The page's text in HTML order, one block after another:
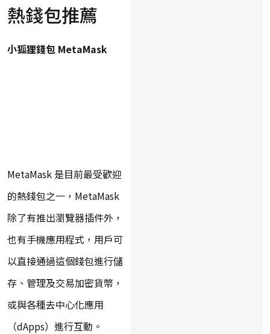
熱錢包推薦
小狐狸錢包 MetaMask
MetaMask 是目前最受歡迎
的熱錢包之一，MetaMask
除了有推出瀏覽器插件外，
也有手機應用程式，用戶可
以直接通過這個錢包進行儲
存、管理及交易加密貨幣，
或與各種去中心化應用
（dApps）進行互動。